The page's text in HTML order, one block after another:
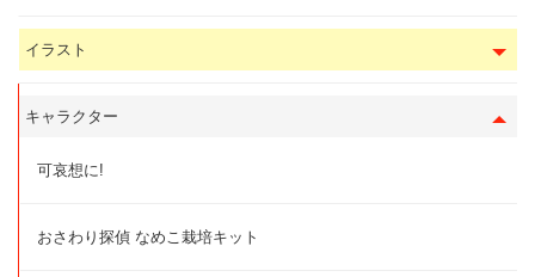
イラスト
キャラクター
可哀想に!
おさわり探偵 なめこ栽培キット